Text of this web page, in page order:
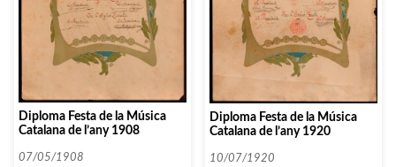
Diploma Festa de la Música
Catalana de l’any 1908
07/05/1908
Diploma Festa de la Música
Catalana de l’any 1920
10/07/1920